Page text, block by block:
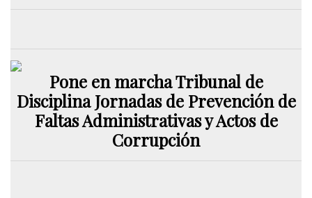
Pone en marcha Tribunal de
Disciplina Jornadas de Prevención de
Faltas Administrativas y Actos de
Corrupción